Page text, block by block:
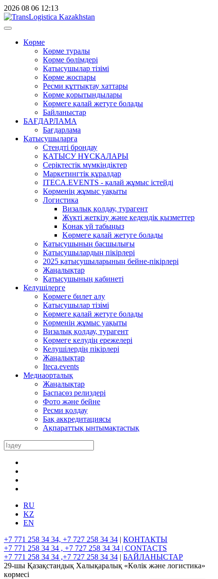
2026 08 06 12:13
Көрме
Көрме туралы
Көрме бөлімдері
Қатысушылар тізімі
Көрме жоспары
Ресми құттықтау хаттары
Көрме қорытындылары
Көрмеге қалай жетуге болады
Байланыстар
БАҒДАРЛАМА
Бағдарлама
Қатысушыларға
Стендті брондау
ҚАТЫСУ НҰСҚАЛАРЫ
Серіктестік мүмкіндіктер
Маркетингтік құралдар
ITECA.EVENTS - қалай жұмыс істейді
Көрменің жұмыс уақыты
Логистика
Визалық қолдау, турагент
Жүкті жеткізу және кедендік қызметтер
Қонақ үй табыңыз
Kөрмеге қалай жетуге болады
Қатысушының басшылығы
Қатысушылардың пікірлері
2025 қатысушыларының бейне-пікірлері
Жаңалықтар
Қатысушының кабинеті
Келушілерге
Көрмеге билет алу
Қатысушылар тізімі
Көрмеге қалай жетуге болады
Көрменің жұмыс уақыты
Визалық қолдау, турагент
Көрмеге келудің ережелері
Келушілердің пікірлері
Жаңалықтар
Iteca.events
Медиаорталық
Жаңалықтар
Баспасөз релиздері
Фото және бейне
Ресми қолдау
Бақ аккредитациясы
Ақпараттық ынтымақтастық
RU
KZ
EN
+7 771 258 34 34, +7 727 258 34 34 | КОНТАКТЫ
+7 771 258 34 34 , +7 727 258 34 34 | CONTACTS
+7 771 258 34 34 ,+7 727 258 34 34 | БАЙЛАНЫСТАР
29-шы Қазақстандық Халықаралық «Көлік және логистика»
көрмесі